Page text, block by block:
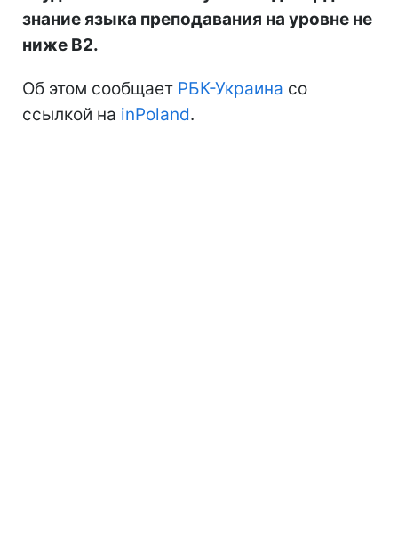
знание языка преподавания на уровне не
ниже B2.
Об этом сообщает РБК-Украина со
ссылкой на inPoland.